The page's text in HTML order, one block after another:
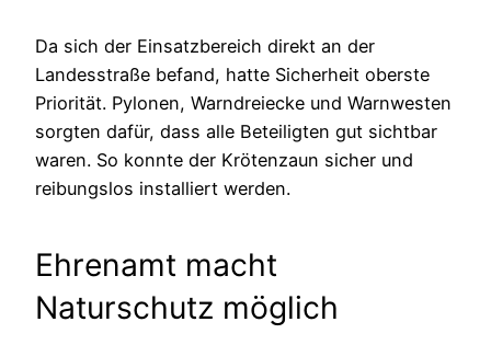
Da sich der Einsatzbereich direkt an der
Landesstraße befand, hatte Sicherheit oberste
Priorität. Pylonen, Warndreiecke und Warnwesten
sorgten dafür, dass alle Beteiligten gut sichtbar
waren. So konnte der Krötenzaun sicher und
reibungslos installiert werden.
Ehrenamt macht
Naturschutz möglich